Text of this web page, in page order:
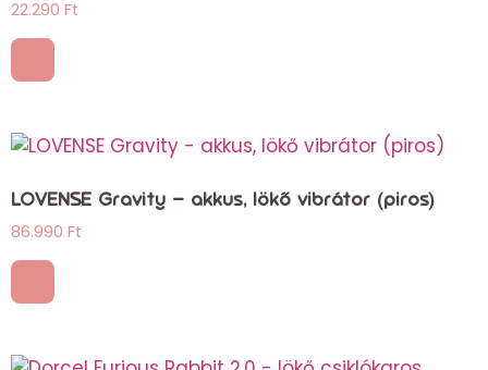
22.290 Ft
LOVENSE Gravity – akkus, lökő vibrátor (piros)
86.990 Ft